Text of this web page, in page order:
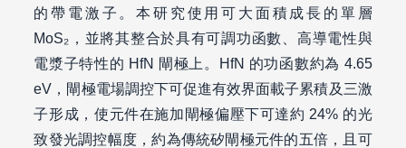
的帶電激子。本研究使用可大面積成長的單層
MoS₂，並將其整合於具有可調功函數、高導電性與
電漿子特性的 HfN 閘極上。HfN 的功函數約為 4.65
eV，閘極電場調控下可促進有效界面載子累積及三激
子形成，使元件在施加閘極偏壓下可達約 24% 的光
致發光調控幅度，約為傳統矽閘極元件的五倍，且可